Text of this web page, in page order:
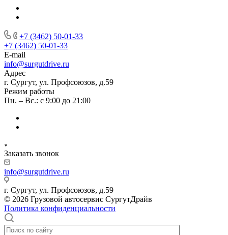
+7 (3462) 50-01-33
+7 (3462) 50-01-33
E-mail
info@surgutdrive.ru
Адрес
г. Сургут, ул. Профсоюзов, д.59
Режим работы
Пн. – Вс.: с 9:00 до 21:00
Заказать звонок
info@surgutdrive.ru
г. Сургут, ул. Профсоюзов, д.59
© 2026 Грузовой автосервис СургутДрайв
Политика конфиденциальности